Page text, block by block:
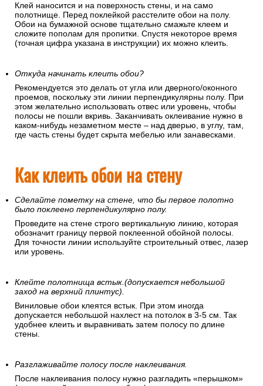
Клей наносится и на поверхность стены, и на само
полотнище. Перед поклейкой расстелите обои на полу.
Обои на бумажной основе тщательно смажьте клеем и
сложите пополам для пропитки. Спустя некоторое время
(точная цифра указана в инструкции) их можно клеить.
Откуда начинать клеить обои?
Рекомендуется это делать от угла или дверного/оконного
проемов, поскольку эти линии перпендикулярны полу. При
этом желательно использовать отвес или уровень, чтобы
полосы не пошли вкривь. Заканчивать оклеивание нужно в
каком-нибудь незаметном месте – над дверью, в углу, там,
где часть стены будет скрыта мебелью или занавесками.
Как клеить обои на стену
Сделайте пометку на стене, что бы первое полотно
было поклеено перпендикулярно полу.
Проведите на стене строго вертикальную линию, которая
обозначит границу первой поклеенной обойной полосы.
Для точности линии используйте строительный отвес, лазер
или уровень.
Клейте полотнища встык.(допускается небольшой
заход на верхний плинтус).
Виниловые обои клеятся встык. При этом иногда
допускается небольшой нахлест на потолок в 3-5 см. Так
удобнее клеить и выравнивать затем полосу по длине
стены.
Разглаживайте полосу после наклеивания.
После наклеивания полосу нужно разгладить «перышком»